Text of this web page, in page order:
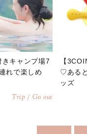
キャンプ場7
れで楽しめ
Trip / Go out
【
♡ある
ッズ